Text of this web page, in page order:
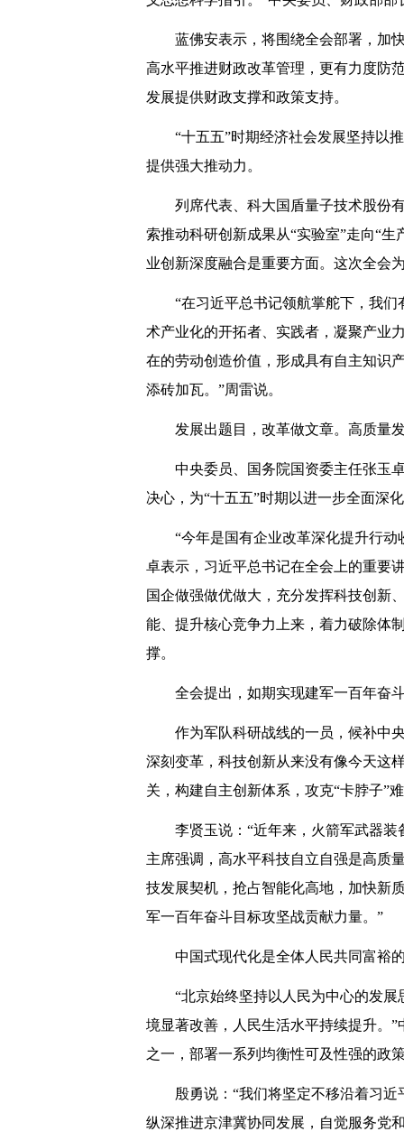
蓝佛安表示，将围绕全会部署，加
高水平推进财政改革管理，更有力度防
发展提供财政支撑和政策支持。
“十五五”时期经济社会发展坚持以
提供强大推动力。
列席代表、科大国盾量子技术股份
索推动科研创新成果从“实验室”走向“
业创新深度融合是重要方面。这次全会
“在习近平总书记领航掌舵下，我
术产业化的开拓者、实践者，凝聚产业
在的劳动创造价值，形成具有自主知识
添砖加瓦。”周雷说。
发展出题目，改革做文章。高质量
中央委员、国务院国资委主任张玉
决心，为“十五五”时期以进一步全面深
“今年是国有企业改革深化提升行
卓表示，习近平总书记在全会上的重要
国企做强做优做大，充分发挥科技创新
能、提升核心竞争力上来，着力破除体
撑。
全会提出，如期实现建军一百年奋
作为军队科研战线的一员，候补中
深刻变革，科技创新从来没有像今天这
关，构建自主创新体系，攻克“卡脖子”
李贤玉说：“近年来，火箭军武器
主席强调，高水平科技自立自强是高质
技发展契机，抢占智能化高地，加快新
军一百年奋斗目标攻坚战贡献力量。”
中国式现代化是全体人民共同富裕
“北京始终坚持以人民为中心的发
境显著改善，人民生活水平持续提升。
之一，部署一系列均衡性可及性强的政
殷勇说：“我们将坚定不移沿着习
纵深推进京津冀协同发展，自觉服务党